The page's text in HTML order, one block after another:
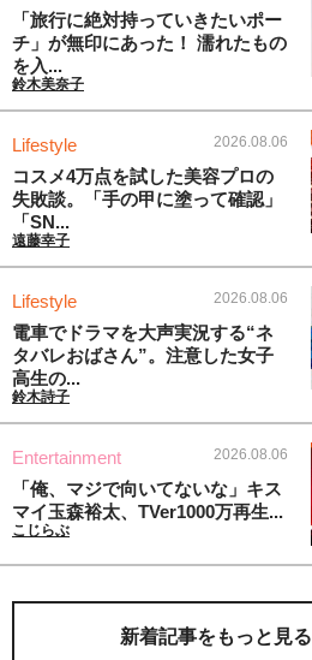
「旅行に絶対持っていきたいポー
チ」が無印にあった！ 濡れたもの
を入...
鈴木美奈子
Lifestyle 2026.08.06
コスメ4万点を試した美容プロの
失敗談。「手の甲に塗って確認」
「SN...
遠藤幸子
Lifestyle 2026.08.06
電車でドラマを大声実況する“ネ
タバレおばさん”。注意した女子
高生の...
鈴木詩子
Entertainment 2026.08.06
「俺、マジで向いてないな」キス
マイ玉森裕太、TVer1000万再生...
こじらぶ
新着記事をもっと見る